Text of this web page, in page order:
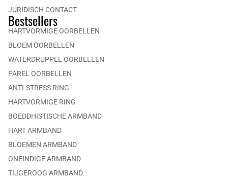
JURIDISCH CONTACT
Bestsellers
HARTVORMIGE OORBELLEN
BLOEM OORBELLEN
WATERDRUPPEL OORBELLEN
PAREL OORBELLEN
ANTI-STRESS RING
HARTVORMIGE RING
BOEDDHISTISCHE ARMBAND
HART ARMBAND
BLOEMEN ARMBAND
ONEINDIGE ARMBAND
TIJGEROOG ARMBAND